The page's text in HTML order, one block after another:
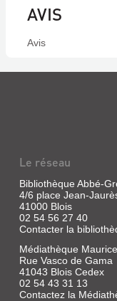
AVIS
Avis
Le réseau
Bibliothèque Abbé-
4/6 place Jean-
41000 Blois
02 54 56 27 40
Contacter la
Médiathèque
Rue Vasco de Gama
41043 Blois Cedex
02 54 43 31 13
Contactez la